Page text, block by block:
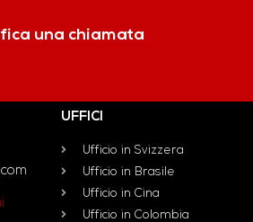
una chiamata
UFFICI
Ufficio in Svizzera
Ufficio in Brasile
Ufficio in Cina
Ufficio in Colombia